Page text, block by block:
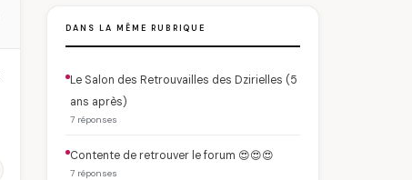
DANS LA MÊME RUBRIQUE
Le Salon des Retrouvailles des Dzirielles (5
ans après)
7 réponses
Contente de retrouver le forum 😍😍😍
7 réponses